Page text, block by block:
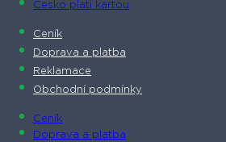
Česko platí kartou
Ceník
Doprava a platba
Reklamace
Obchodní podmínky
Ceník
Doprava a platba